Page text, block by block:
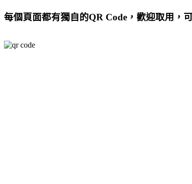
每個頁面都有獨自的QR Code，歡迎取用，